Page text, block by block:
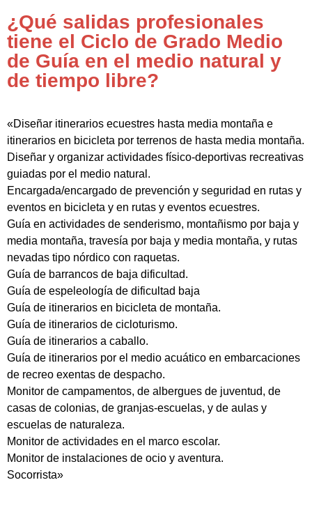
¿Qué salidas profesionales
tiene el Ciclo de Grado Medio
de Guía en el medio natural y
de tiempo libre?
«Diseñar itinerarios ecuestres hasta media montaña e
itinerarios en bicicleta por terrenos de hasta media montaña.
Diseñar y organizar actividades físico-deportivas recreativas
guiadas por el medio natural.
Encargada/encargado de prevención y seguridad en rutas y
eventos en bicicleta y en rutas y eventos ecuestres.
Guía en actividades de senderismo, montañismo por baja y
media montaña, travesía por baja y media montaña, y rutas
nevadas tipo nórdico con raquetas.
Guía de barrancos de baja dificultad.
Guía de espeleología de dificultad baja
Guía de itinerarios en bicicleta de montaña.
Guía de itinerarios de cicloturismo.
Guía de itinerarios a caballo.
Guía de itinerarios por el medio acuático en embarcaciones
de recreo exentas de despacho.
Monitor de campamentos, de albergues de juventud, de
casas de colonias, de granjas-escuelas, y de aulas y
escuelas de naturaleza.
Monitor de actividades en el marco escolar.
Monitor de instalaciones de ocio y aventura.
Socorrista»